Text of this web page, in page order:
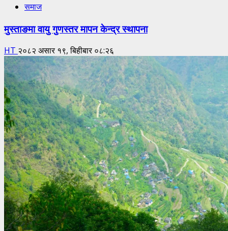
समाज
मुस्ताङमा वायु गुणस्तर मापन केन्द्र स्थापना
HT २०८२ असार १९, बिहीबार ०८:२६